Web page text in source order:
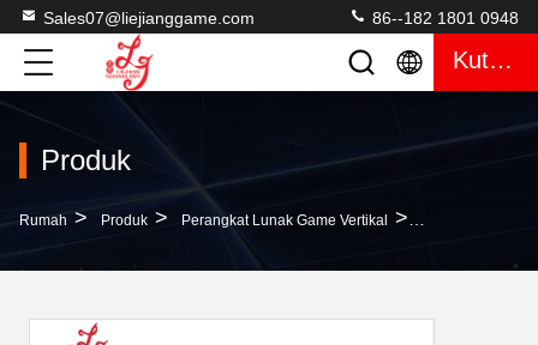
Sales07@liejianggame.com 86--182 1801 0948
Kutipan
Produk
Rumah > Produk > Perangkat Lunak Game Vertikal >